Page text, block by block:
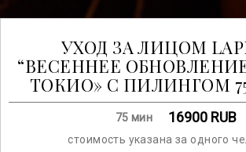
УХОД ЗА ЛИЦОМ
“ВЕСЕННЕЕ
ТОКИО» С ПИЛИНГОМ
75 мин 16900 RUB
стоимость указана за одного